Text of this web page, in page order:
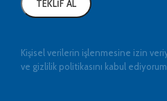
Kişisel verilerin işlenmesine izin
ve gizlilik politikasını kabul ediyorum.